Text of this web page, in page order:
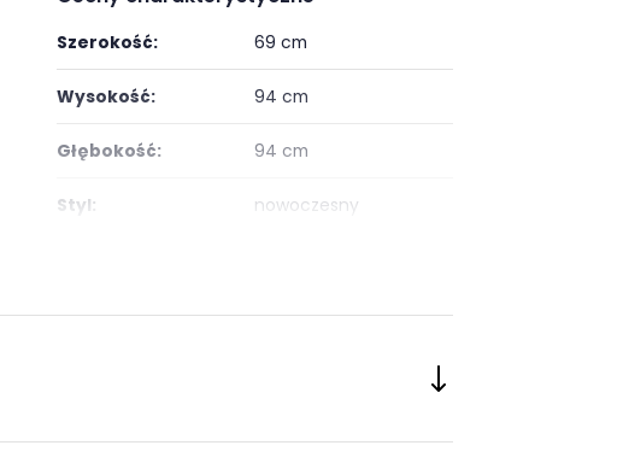
Szerokość: 69 cm
Wysokość: 94 cm
Głębokość: 94 cm
Styl: nowoczesny
Materiał: eko skóra